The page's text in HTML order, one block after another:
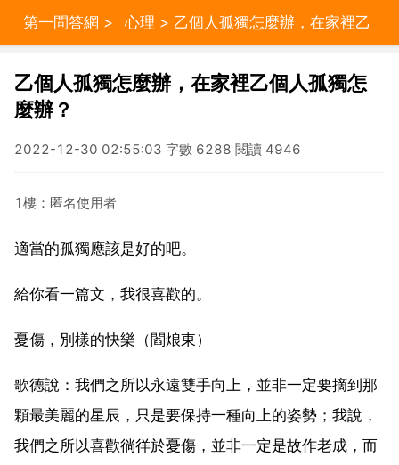
第一問答網 > 心理 > 乙個人孤獨怎麼辦，在家裡乙
乙個人孤獨怎麼辦，在家裡乙個人孤獨怎
麼辦？
2022-12-30 02:55:03 字數 6288 閱讀 4946
1樓：匿名使用者
適當的孤獨應該是好的吧。
給你看一篇文，我很喜歡的。
憂傷，別樣的快樂（閻烺東）
歌德說：我們之所以永遠雙手向上，並非一定要摘到那
顆最美麗的星辰，只是要保持一種向上的姿勢；我說，
我們之所以喜歡徜徉於憂傷，並非一定是故作老成，而